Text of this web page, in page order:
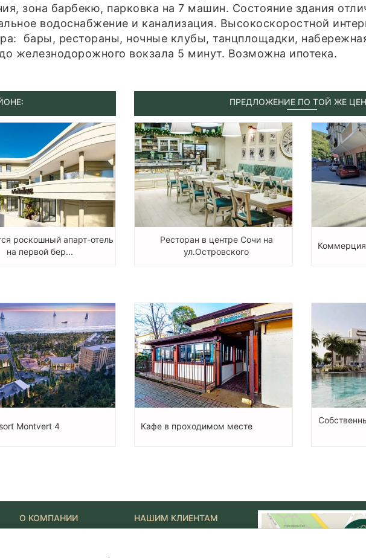
зона барбекю, парковка на 7 машин. Состояние здания
водоснабжение и канализация. Высокоскоростной
бары, рестораны, ночные клубы, танцплощадки,
железнодорожного вокзала 5 минут. Возможна ипотека.
роскошный апарт-отель
на первой бер...
Montvert 4
ПРЕДЛОЖЕНИЕ ПО ТОЙ ЖЕ
Ресторан в центре Сочи на
ул.Островского
Коммерция
Кафе в проходимом месте
О КОМПАНИИ НАШИМ КЛИЕНТАМ